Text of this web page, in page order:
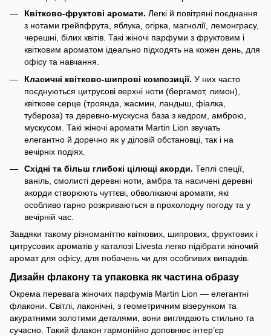
Квітково-фруктові аромати. Легкі й повітряні поєднання
з нотами грейпфрута, яблука, огірка, магнолії, лемонграсу,
черешні, білих квітів. Такі жіночі парфуми з фруктовим і
квітковим ароматом ідеально підходять на кожен день, для
офісу та навчання.
Класичні квітково-шипрові композиції. У них часто
поєднуються цитрусові верхні ноти (бергамот, лимон),
квіткове серце (троянда, жасмин, ландыш, фіалка,
тубероза) та деревно-мускусна база з кедром, амброю,
мускусом. Такі жіночі аромати Martin Lion звучать
елегантно й доречно як у діловій обстановці, так і на
вечірніх подіях.
Східні та більш глибокі цілющі акорди. Теплі спеції,
ваніль, смолисті деревні ноти, амбра та насичені деревні
акорди створюють чуттєві, обволікаючі аромати, які
особливо гарно розкриваються в прохолодну погоду та у
вечірній час.
Завдяки такому різноманіттю квіткових, шипрових, фруктових і
цитрусових ароматів у каталозі Livesta легко підібрати жіночий
аромат для офісу, для побачень чи для особливих випадків.
Дизайн флакону та упаковка як частина образу
Окрема перевага жіночих парфумів Martin Lion — елегантні
флакони. Світлі, лаконічні, з геометричним візерунком та
акуратними золотими деталями, вони виглядають стильно та
сучасно. Такий флакон гармонійно доповнює інтер’єр